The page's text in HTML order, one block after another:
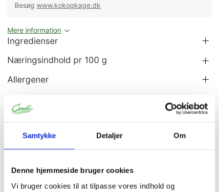
Samtykke Detaljer Om
Denne hjemmeside bruger cookies
Vi bruger cookies til at tilpasse vores indhold og
Besøg www.kokogkage.dk
Mere information
Ingredienser
Næringsindhold pr 100 g
Allergener
Specifikationer
brug.
Anvend Capol 425 M for at for at forsegle Capol 254W og
beskytte